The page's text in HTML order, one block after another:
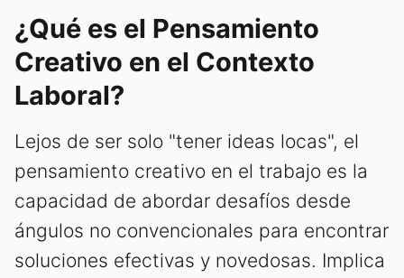
¿Qué es el Pensamiento
Creativo en el Contexto
Laboral?
Lejos de ser solo "tener ideas locas", el
pensamiento creativo en el trabajo es la
capacidad de abordar desafíos desde
ángulos no convencionales para encontrar
soluciones efectivas y novedosas. Implica